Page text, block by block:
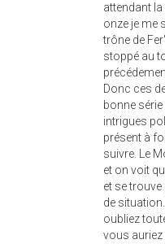
attendant
onze je me
trône de
stoppé au
Donc ces
bonne
intrigues
présent à
suivre. Le
et on voit
et se
de
oubliez
vous auriez